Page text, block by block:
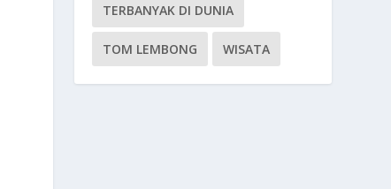
TERBANYAK DI DUNIA
TOM LEMBONG WISATA